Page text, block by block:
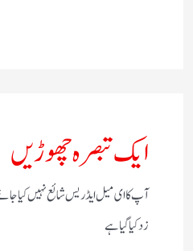
ایک تبصرہ چھوڑیں
آپ کا ای میل ایڈریس شائع نہیں کیا
زد کیا گیا ہے